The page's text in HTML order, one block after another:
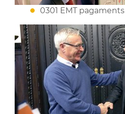
0301 EMT pagaments